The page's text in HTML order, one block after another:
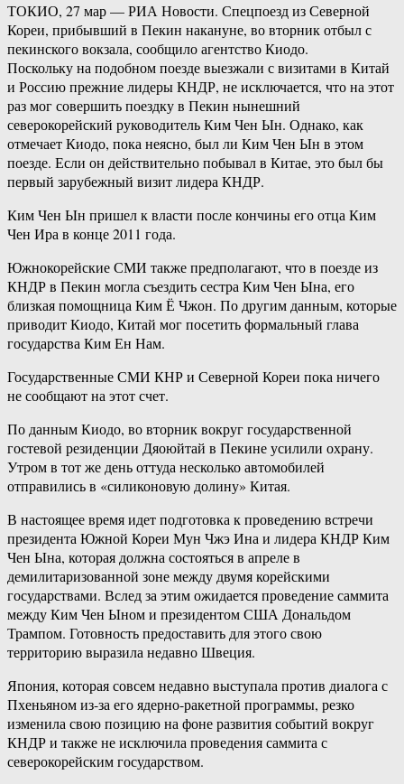
ТОКИО, 27 мар — РИА Новости. Спецпоезд из Северной
Кореи, прибывший в Пекин накануне, во вторник отбыл с
пекинского вокзала, сообщило агентство Киодо.
Поскольку на подобном поезде выезжали с визитами в Китай
и Россию прежние лидеры КНДР, не исключается, что на этот
раз мог совершить поездку в Пекин нынешний
северокорейский руководитель Ким Чен Ын. Однако, как
отмечает Киодо, пока неясно, был ли Ким Чен Ын в этом
поезде. Если он действительно побывал в Китае, это был бы
первый зарубежный визит лидера КНДР.
Ким Чен Ын пришел к власти после кончины его отца Ким
Чен Ира в конце 2011 года.
Южнокорейские СМИ также предполагают, что в поезде из
КНДР в Пекин могла съездить сестра Ким Чен Ына, его
близкая помощница Ким Ё Чжон. По другим данным, которые
приводит Киодо, Китай мог посетить формальный глава
государства Ким Ен Нам.
Государственные СМИ КНР и Северной Кореи пока ничего
не сообщают на этот счет.
По данным Киодо, во вторник вокруг государственной
гостевой резиденции Дяоюйтай в Пекине усилили охрану.
Утром в тот же день оттуда несколько автомобилей
отправились в «силиконовую долину» Китая.
В настоящее время идет подготовка к проведению встречи
президента Южной Кореи Мун Чжэ Ина и лидера КНДР Ким
Чен Ына, которая должна состояться в апреле в
демилитаризованной зоне между двумя корейскими
государствами. Вслед за этим ожидается проведение саммита
между Ким Чен Ыном и президентом США Дональдом
Трампом. Готовность предоставить для этого свою
территорию выразила недавно Швеция.
Япония, которая совсем недавно выступала против диалога с
Пхеньяном из-за его ядерно-ракетной программы, резко
изменила свою позицию на фоне развития событий вокруг
КНДР и также не исключила проведения саммита с
северокорейским государством.